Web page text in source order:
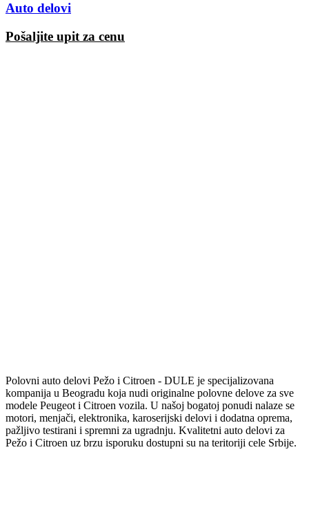
Auto delovi
Pošaljite upit za cenu
Polovni auto delovi Pežo i Citroen - DULE je specijalizovana
kompanija u Beogradu koja nudi originalne polovne delove za sve
modele Peugeot i Citroen vozila. U našoj bogatoj ponudi nalaze se
motori, menjači, elektronika, karoserijski delovi i dodatna oprema,
pažljivo testirani i spremni za ugradnju. Kvalitetni auto delovi za
Pežo i Citroen uz brzu isporuku dostupni su na teritoriji cele Srbije.